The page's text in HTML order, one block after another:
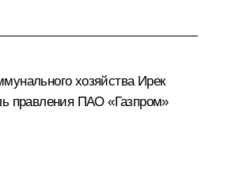
хозяйства Ирек
правления ПАО «Газпром»